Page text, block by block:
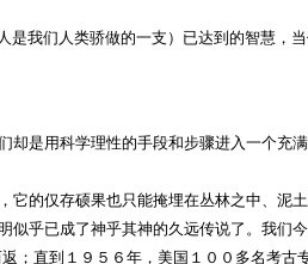
们人类骄做的一支）已达到的智慧，当
用科学理性的手段和步骤进入一个充
仅存硕果也只能掩埋在丛林之中、泥
乎已成了神乎其神的久远传说了。我
；直到１９５６年，美国１００多名考